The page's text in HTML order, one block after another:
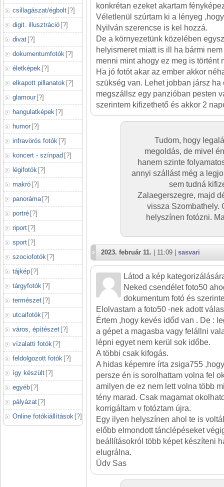
csillagászat/égbolt [?]
digit. illusztráció [?]
divat [?]
dokumentumfotók [?]
életképek [?]
elkapott pillanatok [?]
glamour [?]
hangulatképek [?]
humor [?]
infravörös fotók [?]
koncert - színpad [?]
légifotók [?]
makró [?]
panoráma [?]
portré [?]
riport [?]
sport [?]
szociofotók [?]
tájkép [?]
tárgyfotók [?]
természet [?]
utcaifotók [?]
város, építészet [?]
vízalatti fotók [?]
feldolgozott fotók [?]
így készült [?]
egyéb [?]
pályázat [?]
Online fotókiállítások [?]
konkrétan ezeket akartam
Véletlenül szúrtam ki a lényeg
Nyilván szerencse is kel hozzá.
De a környezetünk közelében
helyismeret miatt is ill ha bármi
menni mint ahogy ez meg is történt
Ha jó fotót akar az ember akkor
szükség van. Lehet jobban jársz ha
megszállsz egy panzióban pesten
szerintem kifizethető és akkor 2
Tudom, hogy
megoldás, de mivel
hanem szinte
annyi szállást még a
sem tudná
Zalaegerszegre, majd
vissza Szombathely.
helyszínen fotózni.
2023. február 11. | 11:09 | sasvari
Látod a kép
Neked csendélet foto50
dokumentum fotó és
Elolvastam a foto50 -nek adott
Értem ,hogy kevés időd van . De :
a gépet a magasba vagy felállni
lépni egyet nem kerül sok időbe.
A többi csak kifogás.
A hidas képemre írta zsiga755
persze én is sorolhattam volna fel
amilyen de ez nem lett volna több
tény marad. Csak magamat
korrigáltam v fotóztam újra.
Egy ilyen helyszínen ahol te is
előbb elmondott tánclépéseket
beállításokról több képet készíteni
elugrálna.
Üdv Sas